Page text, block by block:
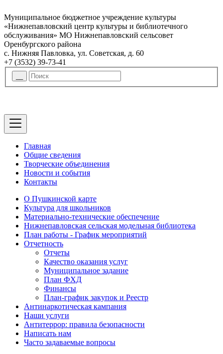
Муниципальное бюджетное учреждение культуры
«Нижнепавловский центр культуры и библиотечного
обслуживания» МО Нижнепавловский сельсовет
Оренбургского района
с. Нижняя Павловка, ул. Советская, д. 60
+7 (3532) 39-73-41
Главная
Общие сведения
Творческие объединения
Новости и события
Контакты
О Пушкинской карте
Культура для школьников
Материально-технические обеспечение
Нижнепавловская сельская модельная библиотека
План работы - График мероприятий
Отчетность
Отчеты
Качество оказания услуг
Муниципальное задание
План ФХД
Финансы
План-график закупок и Реестр
Антинаркотическая кампания
Наши услуги
Антитеррор: правила безопасности
Написать нам
Часто задаваемые вопросы